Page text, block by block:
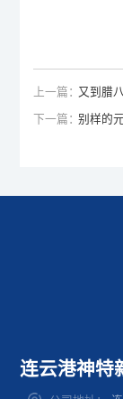
上一篇：又到腊
下一篇：别样的
连云港神特